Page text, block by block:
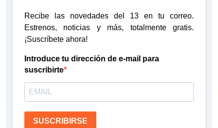
Recibe las novedades del 13 en tu correo.
Estrenos, noticias y más, totalmente gratis.
¡Suscríbete ahora!
Introduce tu dirección de e-mail para
suscribirte
SUSCRIBIRSE